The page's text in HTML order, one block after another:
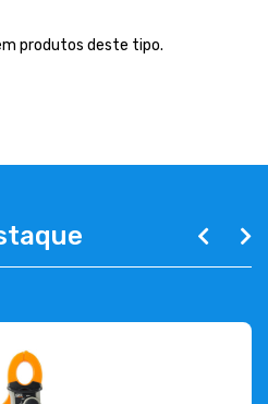
produtos deste tipo.